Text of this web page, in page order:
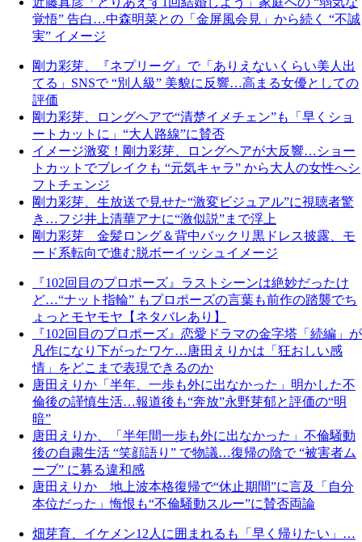
覚悟” 告白…中森明菜との「金屏風会見」から続く “不誠
実” イメージ
剛力彩芽、『ネプリーグ』で「ありえないくらい美人出
てる」SNSで “別人級” 美貌に反響…高まる女優としての
評価
剛力彩芽、ロングヘアで“清楚イメチェン”も「早くショ
ートカットに」“大人路線”に賛否
イメージ激変！剛力彩芽、ロングヘアが大反響…ショー
トカットでブレイクも “元気キャラ” から大人の女性へシ
フトチェンジ
剛力彩芽、生放送で見せた“激変ビジュアル”に視聴者驚
き…フジ井上清華アナに“激似説”まで浮上
剛力彩芽 金髪ロング＆背中バックリ黒ドレス披露、モ
ード系転向で進む脱ボーイッシュイメージ
『102回目のプロポーズ』ラストシーンは絶妙だったけ
ど…“ナット指輪” もプロポーズの言葉も前作の踏襲でち
ょっとモヤモヤ【ネタバレあり】
『102回目のプロポーズ』恋愛ドラマの金字塔「続編」が
凡作になり下がったワケ…唐田えりかは「狂おしい感
情」をどこまで表現できるのか
唐田えりか「半年、一歩も外に出なかった」明かした不
倫後の謹慎生活…報道後も“奔放”永野芽郁と評価の“明
暗”
唐田えりか、「半年間一歩も外に出なかった」不倫騒動
後の自粛生活 “笑顔語り” で物議…復帰の陰で “被害者ム
ーブ” に募る違和感
唐田えりか 地上波本格復帰で“休止期間”に言及「自分
本位だった」悔恨も“不倫騒動スルー”に賛否両論
畑芽育、イケメン12人に囲まれるも「早く帰りたい」…